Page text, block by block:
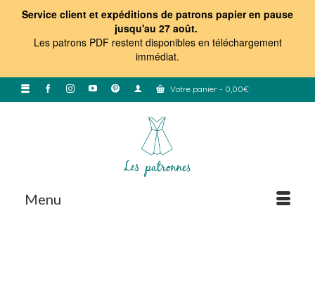
Service client et expéditions de patrons papier en pause
jusqu'au 27 août.
Les patrons PDF restent disponibles en téléchargement
immédiat.
Votre panier - 0,00€
Menu